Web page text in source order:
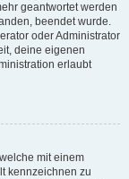
geantwortet werden
beendet wurde.
oder Administrator
deine eigenen
erlaubt
mit einem
kennzeichnen zu